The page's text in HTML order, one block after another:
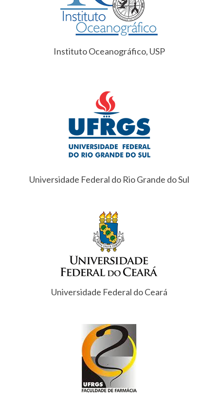
Instituto Oceanográfico, USP
Universidade Federal do Rio Grande do Sul
Universidade Federal do Ceará